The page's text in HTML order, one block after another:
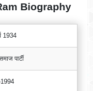
Biography
1934
पार्टी